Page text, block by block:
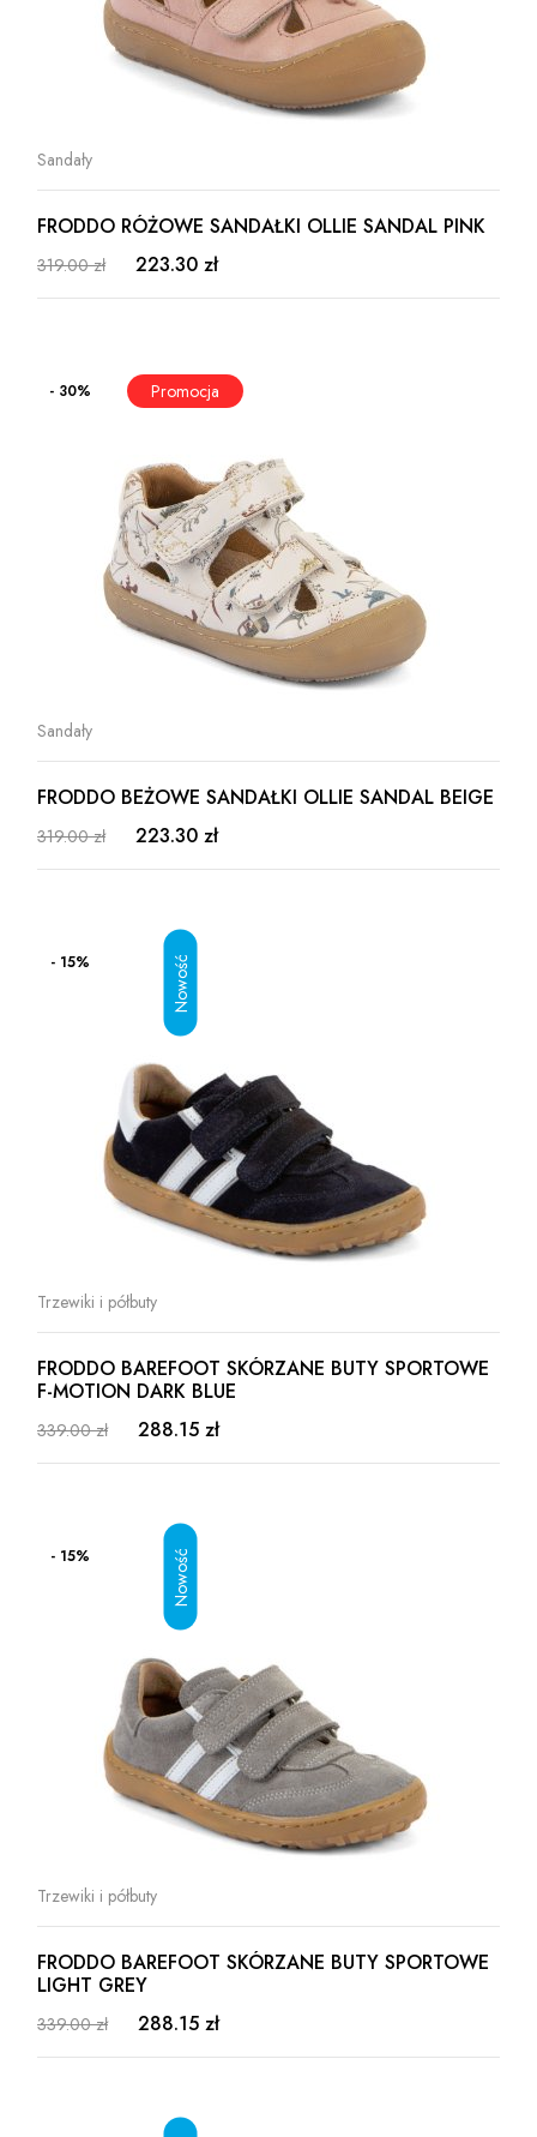
Sandały
FRODDO RÓŻOWE SANDAŁKI OLLIE SANDAL PINK
319.00 zł 223.30 zł
- 30%
Sandały
FRODDO BEŻOWE SANDAŁKI OLLIE SANDAL BEIGE
319.00 zł 223.30 zł
- 15%
Trzewiki i półbuty
FRODDO BAREFOOT SKÓRZANE BUTY SPORTOWE
F-MOTION DARK BLUE
339.00 zł 288.15 zł
- 15%
Trzewiki i półbuty
FRODDO BAREFOOT SKÓRZANE BUTY SPORTOWE
LIGHT GREY
339.00 zł 288.15 zł